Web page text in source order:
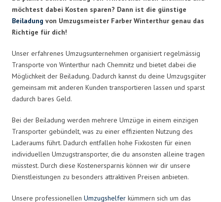
möchtest dabei Kosten sparen? Dann ist die günstige
Beiladung von Umzugsmeister Farber Winterthur genau das
Richtige für dich!
Unser erfahrenes Umzugsunternehmen organisiert regelmässig
Transporte von Winterthur nach Chemnitz und bietet dabei die
Möglichkeit der Beiladung. Dadurch kannst du deine Umzugsgüter
gemeinsam mit anderen Kunden transportieren lassen und sparst
dadurch bares Geld.
Bei der Beiladung werden mehrere Umzüge in einem einzigen
Transporter gebündelt, was zu einer effizienten Nutzung des
Laderaums führt. Dadurch entfallen hohe Fixkosten für einen
individuellen Umzugstransporter, die du ansonsten alleine tragen
müsstest. Durch diese Kostenersparnis können wir dir unsere
Dienstleistungen zu besonders attraktiven Preisen anbieten.
Unsere professionellen Umzugshelfer kümmern sich um das